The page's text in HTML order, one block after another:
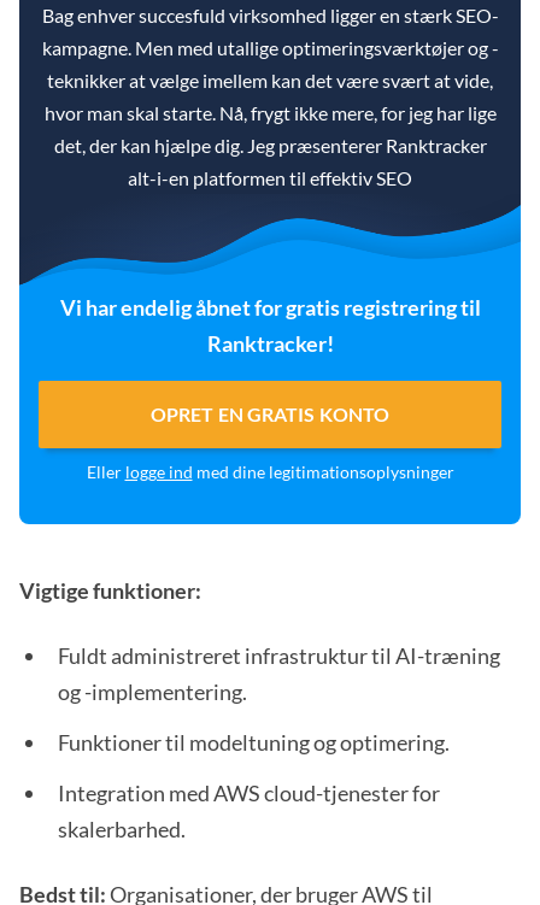
Bag enhver succesfuld virksomhed ligger en stærk SEO-
kampagne. Men med utallige optimeringsværktøjer og -
teknikker at vælge imellem kan det være svært at vide,
hvor man skal starte. Nå, frygt ikke mere, for jeg har lige
det, der kan hjælpe dig. Jeg præsenterer Ranktracker
alt-i-en platformen til effektiv SEO
Vi har endelig åbnet for gratis registrering til
Ranktracker!
OPRET EN GRATIS KONTO
Eller logge ind med dine legitimationsoplysninger
Vigtige funktioner:
Fuldt administreret infrastruktur til AI-træning
og -implementering.
Funktioner til modeltuning og optimering.
Integration med AWS cloud-tjenester for
skalerbarhed.
Bedst til:Organisationer, der bruger AWS til